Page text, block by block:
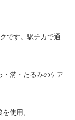
です。駅チカで通
・溝・たるみのケア
使用。